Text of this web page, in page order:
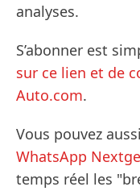
analyses.
S’abonner est
sur ce lien et de
Auto.com.
Vous pouvez
WhatsApp
temps réel les